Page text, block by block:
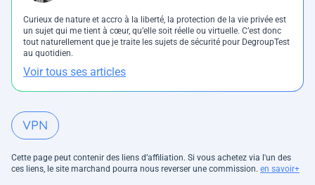
Curieux de nature et accro à la liberté, la protection de la vie privée est
un sujet qui me tient à cœur, qu’elle soit réelle ou virtuelle. C’est donc
tout naturellement que je traite les sujets de sécurité pour DegroupTest
au quotidien.
Voir tous ses articles
VPN
Cette page peut contenir des liens d’affiliation. Si vous achetez via l'un des
ces liens, le site marchand pourra nous reverser une commission. en savoir+